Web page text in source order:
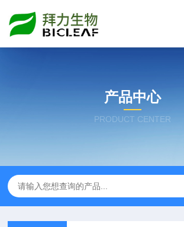
产品中心
PRODUCT CENTER